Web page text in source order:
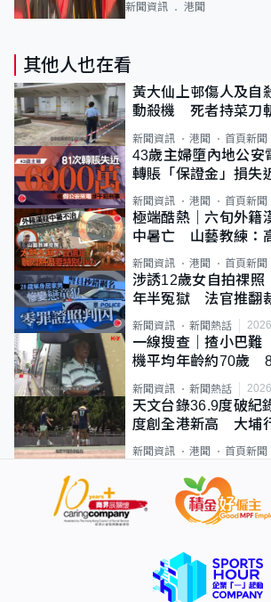
新聞資訊 港聞
其他人也在看
黃大仙上邨傷人及
動殺機 死者持菜刀
新聞資訊 港聞 首頁新聞
43歲主婦墮內地公
轉賬「保證金」損失
新聞資訊 港聞 首頁新聞
極端酷熱｜六旬外籍
中暑亡 山藝教練：
足
新聞資訊 港聞 首頁新聞
涉誘12歲女自拍祼
年半冤獄 法官推翻
新聞資訊 新聞熱話
一線搜查｜揸小巴
機平均年齡約70歲
直揸落去
新聞資訊 新聞熱話
天文台錄36.9度破
度創全港新高 大埔
新聞資訊 港聞 首頁新聞